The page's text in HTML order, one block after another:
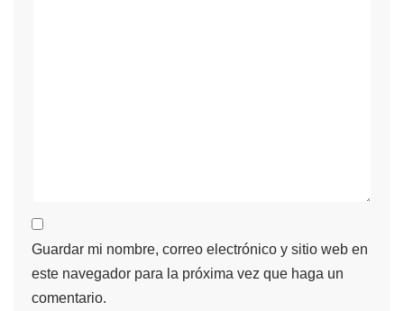
Guardar mi nombre, correo electrónico y sitio web en
este navegador para la próxima vez que haga un
comentario.